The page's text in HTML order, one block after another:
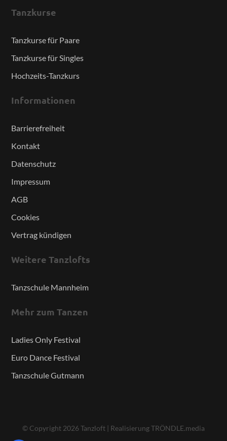
Tanzkurse
Tanzkurse für Paare
Tanzkurse für Singles
Hochzeits-Tanzkurs
Informationen
Barrierefreiheit
Kontakt
Datenschutz
Impressum
AGB
Cookies
Vertrag kündigen
Weitere Tanzlofts
Tanzschule Mannheim
Mehr zum Tanzen
Ladies Only Festival
Euro Dance Festival
Tanzschule Gutmann
© Copyright 2026Tanzloft | Realisierung TRÖNDLE.media